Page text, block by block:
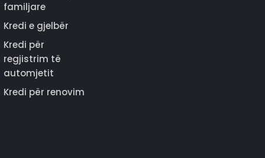
familjare
Kredi e gjelbër
Kredi për
regjistrim të
automjetit
Kredi për renovim